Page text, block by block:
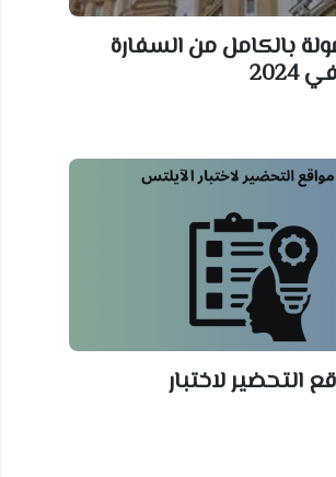
بالكامل من السفارة
التحضير لاختبار